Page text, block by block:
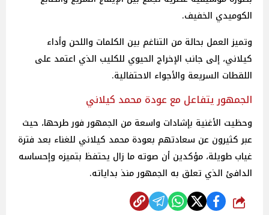
الكوميدي الخفيف.
وتميز العمل بحالة من التناغم بين الكلمات واللحن وأداء
كيلاني، إلى جانب الإخراج الحيوي للكليب الذي اعتمد على
اللقطات السريعة والأجواء الاحتفالية.
الجمهور يتفاعل مع عودة محمد كيلاني
وحظيت الأغنية بإشادات واسعة من الجمهور فور طرحها، حيث
عبر كثيرون عن سعادتهم بعودة محمد كيلاني للغناء بعد فترة
غياب طويلة، مؤكدين أن صوته ما زال يحتفظ بتميزه وإحساسه
الدافئ الذي تعلق به الجمهور منذ بداياته.
شارك